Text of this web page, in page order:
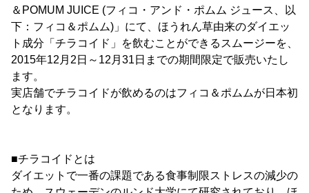
＆POMUM JUICE (フィコ・アンド・ポムム ジュース、以
下：フィコ＆ポムム)」にて、ほうれん草由来のダイエッ
ト成分「チラコイド」を飲むことができるスムージーを、
2015年12月2日～12月31日までの期間限定で販売いたし
ます。
実店舗でチラコイドが飲めるのはフィコ＆ポムムが日本初
となります。
■チラコイドとは
ダイエットで一番の課題である食事制限ストレスの減少の